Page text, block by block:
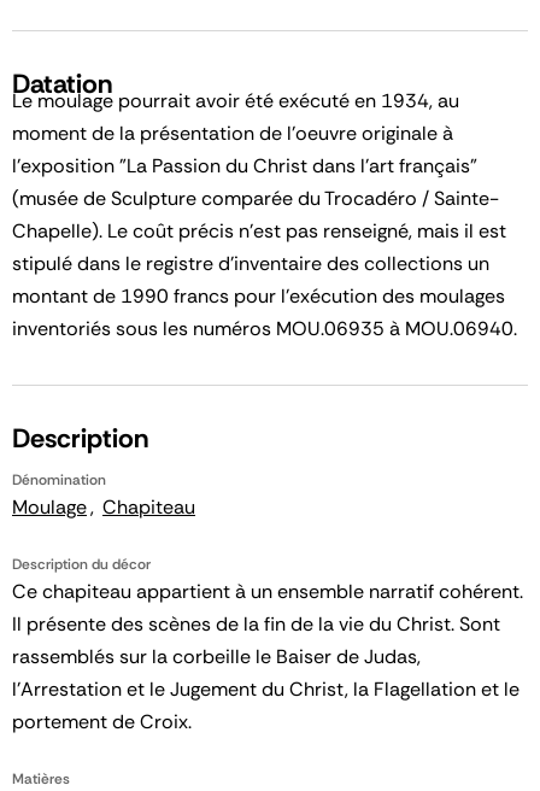
Datation
Le moulage pourrait avoir été exécuté en 1934, au
moment de la présentation de l'oeuvre originale à
l'exposition "La Passion du Christ dans l'art français"
(musée de Sculpture comparée du Trocadéro / Sainte-
Chapelle). Le coût précis n'est pas renseigné, mais il est
stipulé dans le registre d'inventaire des collections un
montant de 1990 francs pour l'exécution des moulages
inventoriés sous les numéros MOU.06935 à MOU.06940.
Description
Dénomination
Moulage Chapiteau
Description du décor
Ce chapiteau appartient à un ensemble narratif cohérent.
Il présente des scènes de la fin de la vie du Christ. Sont
rassemblés sur la corbeille le Baiser de Judas,
l'Arrestation et le Jugement du Christ, la Flagellation et le
portement de Croix.
Matières